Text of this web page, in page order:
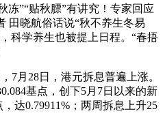
冻”“贴秋膘”有讲究！专家回应
田晓航俗话说“秋不养生冬易
科学养生也被提上日程。“春捂
7月28日，港元拆息普遍上涨。
基点，创下5月7日以来的新
达0.79911%；两周拆息上升25